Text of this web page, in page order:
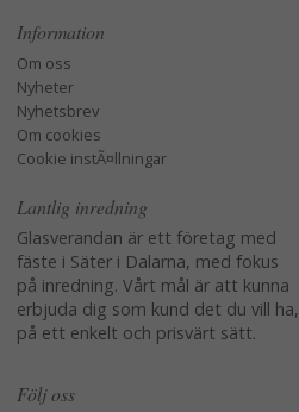
Information
Om oss
Nyheter
Nyhetsbrev
Om cookies
Cookie instÃ¤llningar
Lantlig inredning
Glasverandan är ett företag med
fäste i Säter i Dalarna, med fokus
på inredning. Vårt mål är att kunna
erbjuda dig som kund det du vill ha,
på ett enkelt och prisvärt sätt.
Följ oss